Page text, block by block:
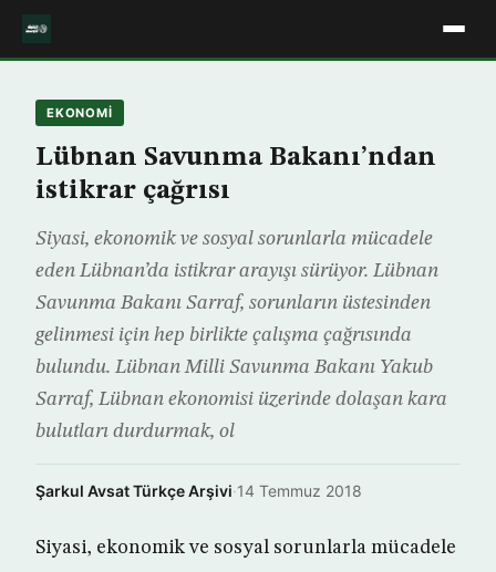
EKONOMİ
Lübnan Savunma Bakanı’ndan
istikrar çağrısı
Siyasi, ekonomik ve sosyal sorunlarla mücadele
eden Lübnan’da istikrar arayışı sürüyor. Lübnan
Savunma Bakanı Sarraf, sorunların üstesinden
gelinmesi için hep birlikte çalışma çağrısında
bulundu. Lübnan Milli Savunma Bakanı Yakub
Sarraf, Lübnan ekonomisi üzerinde dolaşan kara
bulutları durdurmak, ol
Şarkul Avsat Türkçe Arşivi·14 Temmuz 2018
Siyasi, ekonomik ve sosyal sorunlarla mücadele